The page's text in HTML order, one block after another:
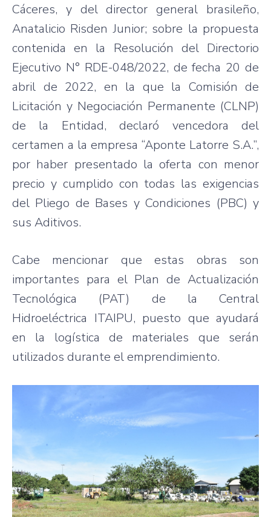
Cáceres, y del director general brasileño,
Anatalicio Risden Junior; sobre la propuesta
contenida en la Resolución del Directorio
Ejecutivo N° RDE-048/2022, de fecha 20 de
abril de 2022, en la que la Comisión de
Licitación y Negociación Permanente (CLNP)
de la Entidad, declaró vencedora del
certamen a la empresa “Aponte Latorre S.A.”,
por haber presentado la oferta con menor
precio y cumplido con todas las exigencias
del Pliego de Bases y Condiciones (PBC) y
sus Aditivos.
Cabe mencionar que estas obras son
importantes para el Plan de Actualización
Tecnológica (PAT) de la Central
Hidroeléctrica ITAIPU, puesto que ayudará
en la logística de materiales que serán
utilizados durante el emprendimiento.